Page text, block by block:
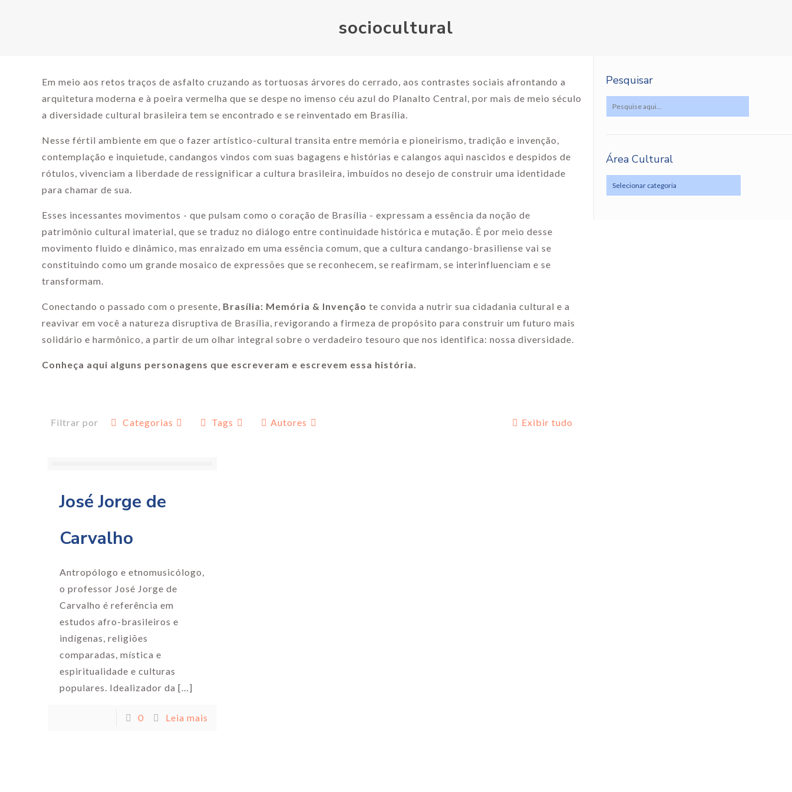
sociocultural
Em meio aos retos traços de asfalto cruzando as tortuosas árvores do cerrado, aos contrastes sociais afrontando a
arquitetura moderna e à poeira vermelha que se despe no imenso céu azul do Planalto Central, por mais de meio século
a diversidade cultural brasileira tem se encontrado e se reinventado em Brasília.
Nesse fértil ambiente em que o fazer artístico-cultural transita entre memória e pioneirismo, tradição e invenção,
contemplação e inquietude, candangos vindos com suas bagagens e histórias e calangos aqui nascidos e despidos de
rótulos, vivenciam a liberdade de ressignificar a cultura brasileira, imbuídos no desejo de construir uma identidade
para chamar de sua.
Esses incessantes movimentos - que pulsam como o coração de Brasília - expressam a essência da noção de
patrimônio cultural imaterial, que se traduz no diálogo entre continuidade histórica e mutação. É por meio desse
movimento fluido e dinâmico, mas enraizado em uma essência comum, que a cultura candango-brasiliense vai se
constituindo como um grande mosaico de expressões que se reconhecem, se reafirmam, se interinfluenciam e se
transformam.
Conectando o passado com o presente, Brasília: Memória & Invenção te convida a nutrir sua cidadania cultural e a
reavivar em você a natureza disruptiva de Brasília, revigorando a firmeza de propósito para construir um futuro mais
solidário e harmônico, a partir de um olhar integral sobre o verdadeiro tesouro que nos identifica: nossa diversidade.
Conheça aqui alguns personagens que escreveram e escrevem essa história.
Filtrar por Categorias Tags Autores Exibir tudo
José Jorge de
Carvalho
Antropólogo e etnomusicólogo,
o professor José Jorge de
Carvalho é referência em
estudos afro-brasileiros e
indígenas, religiões
comparadas, mística e
espiritualidade e culturas
populares. Idealizador da […]
0 Leia mais
Pesquisar
Área Cultural